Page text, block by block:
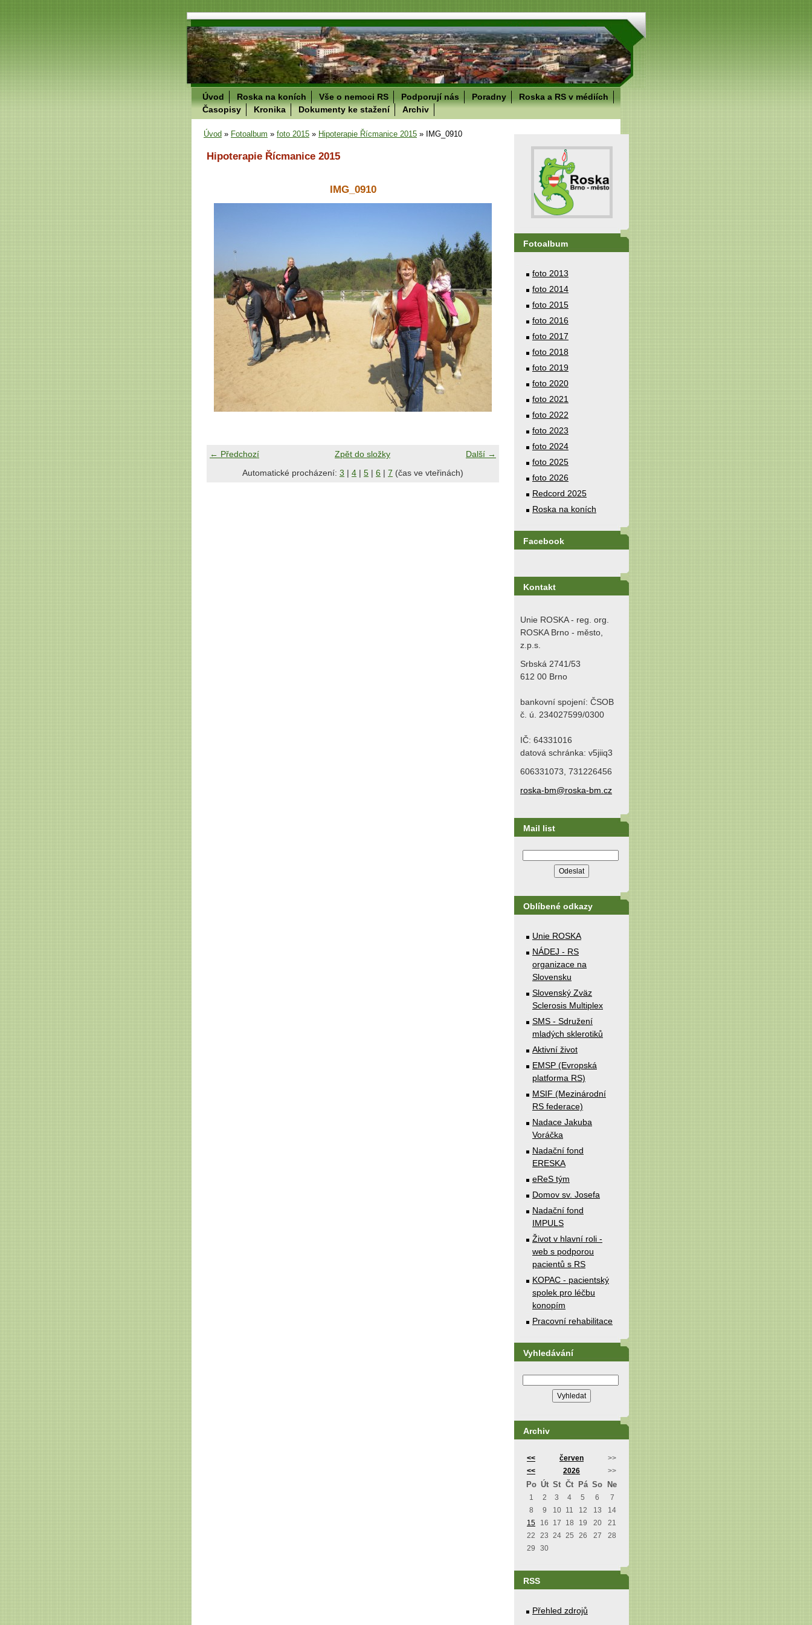
Úvod Roska na koních Vše o nemoci RS Podporují nás Poradny
Roska a RS v médiích
Časopisy
Kronika Dokumenty ke stažení Archiv
Úvod » Fotoalbum » foto 2015 » Hipoterapie Řícmanice 2015 » IMG_0910
Hipoterapie Řícmanice 2015
IMG_0910
← Předchozí Další →
Zpět do složky
Automatické procházení: 3 | 4 | 5 | 6 | 7 (čas ve vteřinách)
Fotoalbum
foto 2013
foto 2014
foto 2015
foto 2016
foto 2017
foto 2018
foto 2019
foto 2020
foto 2021
foto 2022
foto 2023
foto 2024
foto 2025
foto 2026
Redcord 2025
Roska na koních
Facebook
Kontakt
Unie ROSKA - reg. org.
ROSKA Brno - město,
z.p.s.
Srbská 2741/53
612 00 Brno
bankovní spojení: ČSOB
č. ú. 234027599/0300
IČ: 64331016
datová schránka: v5jiiq3
606331073, 731226456
roska-bm@roska-bm.cz
Mail list
Oblíbené odkazy
Unie ROSKA
NÁDEJ - RS
organizace na
Slovensku
Slovenský Zväz
Sclerosis Multiplex
SMS - Sdružení
mladých sklerotiků
Aktivní život
EMSP (Evropská
platforma RS)
MSIF (Mezinárodní
RS federace)
Nadace Jakuba
Voráčka
Nadační fond
ERESKA
eReS tým
Domov sv. Josefa
Nadační fond
IMPULS
Život v hlavní roli -
web s podporou
pacientů s RS
KOPAC - pacientský
spolek pro léčbu
konopím
Pracovní rehabilitace
Vyhledávání
Archiv
<< červen
>>
<<
2026 >>
Po Út St Čt Pá So Ne
1 2 3 4 5 6
7
8
9 10 11 12 13
14
15
16 17 18 19 20
21
22
23 24 25 26 27
28
29
30
RSS
Přehled zdrojů